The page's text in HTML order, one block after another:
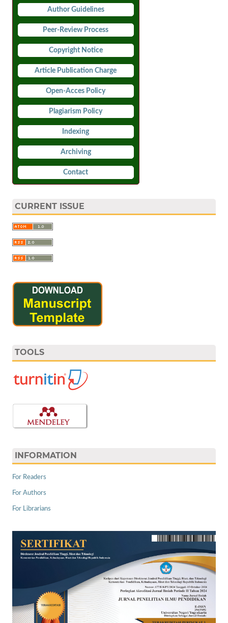
Author Guidelines
Peer-Review Process
Copyright Notice
Article Publication Charge
Open-Acces Policy
Plagiarism Policy
Indexing
Archiving
Contact
CURRENT ISSUE
TOOLS
INFORMATION
For Readers
For Authors
For Librarians